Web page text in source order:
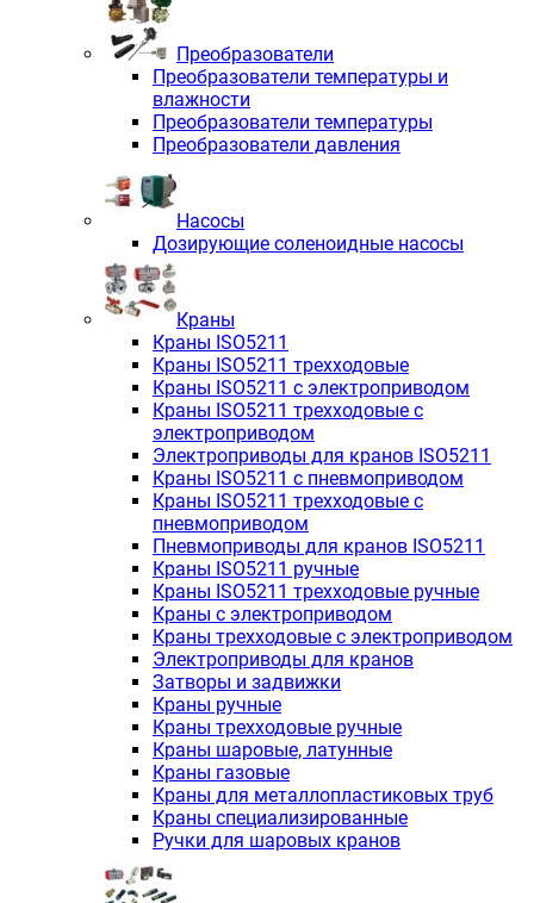
Преобразователи
Преобразователи температуры и
влажности
Преобразователи температуры
Преобразователи давления
Насосы
Дозирующие соленоидные насосы
Краны
Краны ISO5211
Краны ISO5211 трехходовые
Краны ISO5211 с электроприводом
Краны ISO5211 трехходовые с
электроприводом
Электроприводы для кранов ISO5211
Краны ISO5211 с пневмоприводом
Краны ISO5211 трехходовые с
пневмоприводом
Пневмоприводы для кранов ISO5211
Краны ISO5211 ручные
Краны ISO5211 трехходовые ручные
Краны с электроприводом
Краны трехходовые с электроприводом
Электроприводы для кранов
Затворы и задвижки
Краны ручные
Краны трехходовые ручные
Краны шаровые, латунные
Краны газовые
Краны для металлопластиковых труб
Краны специализированные
Ручки для шаровых кранов